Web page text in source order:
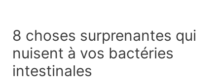
8 choses surprenantes qui
nuisent à vos bactéries
intestinales